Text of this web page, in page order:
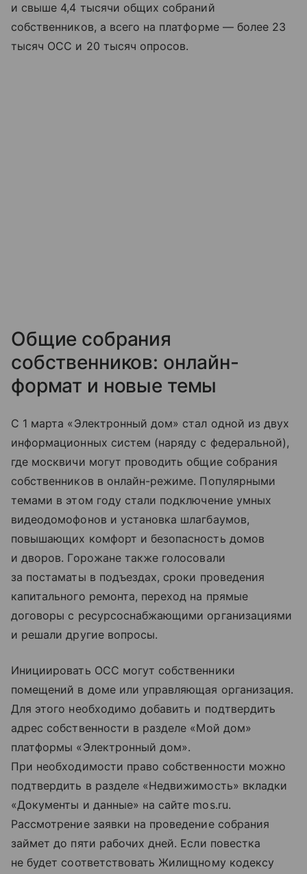
и свыше 4,4 тысячи общих собраний
собственников, а всего на платформе — более 23
тысяч ОСС и 20 тысяч опросов.
Общие собрания
собственников: онлайн-
формат и новые темы
С 1 марта «Электронный дом» стал одной из двух
информационных систем (наряду с федеральной),
где москвичи могут проводить общие собрания
собственников в онлайн-режиме. Популярными
темами в этом году стали подключение умных
видеодомофонов и установка шлагбаумов,
повышающих комфорт и безопасность домов
и дворов. Горожане также голосовали
за постаматы в подъездах, сроки проведения
капитального ремонта, переход на прямые
договоры с ресурсоснабжающими организациями
и решали другие вопросы.
Инициировать ОСС могут собственники
помещений в доме или управляющая организация.
Для этого необходимо добавить и подтвердить
адрес собственности в разделе «Мой дом»
платформы «Электронный дом».
При необходимости право собственности можно
подтвердить в разделе «Недвижимость» вкладки
«Документы и данные» на сайте mos.ru.
Рассмотрение заявки на проведение собрания
займет до пяти рабочих дней. Если повестка
не будет соответствовать Жилищному кодексу